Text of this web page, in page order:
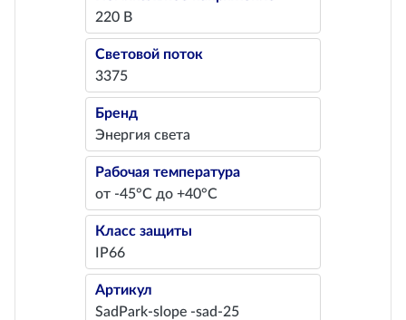
220 В
Световой поток
3375
Бренд
Энергия света
Рабочая температура
от -45°С до +40°С
Класс защиты
IP66
Артикул
SadPark-slope -sad-25